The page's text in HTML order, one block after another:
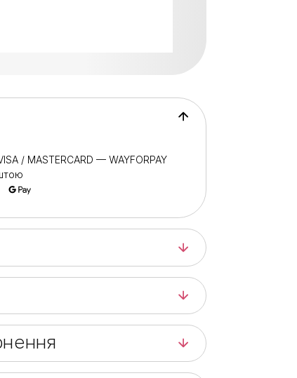
матеріалів, стійкі до
використання.
підкорених процедур.
/ MASTERCARD — WAYFORPAY